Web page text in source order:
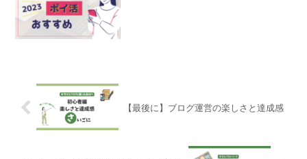
【最後に】ブログ運営の楽しさと達成感